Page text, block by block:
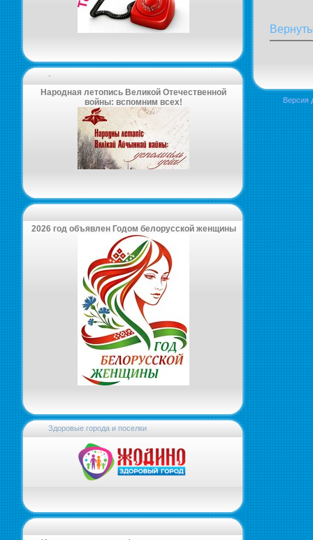
-
Народная летопись Великой Отечественной
войны: вспомним всех!
2026 год объявлен Годом белорусской женщины
Здоровые города и поселки
Версия